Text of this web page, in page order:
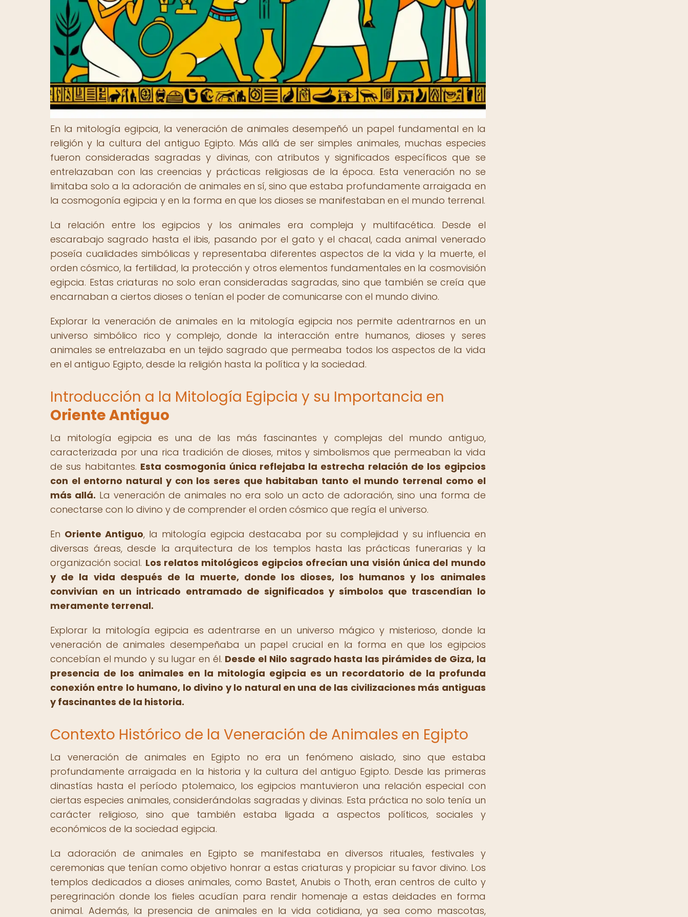
En la mitología egipcia, la veneración de animales desempeñó un papel fundamental en la
religión y la cultura del antiguo Egipto. Más allá de ser simples animales, muchas especies
fueron consideradas sagradas y divinas, con atributos y significados específicos que se
entrelazaban con las creencias y prácticas religiosas de la época. Esta veneración no se
limitaba solo a la adoración de animales en sí, sino que estaba profundamente arraigada en
la cosmogonía egipcia y en la forma en que los dioses se manifestaban en el mundo terrenal.
La relación entre los egipcios y los animales era compleja y multifacética. Desde el
escarabajo sagrado hasta el ibis, pasando por el gato y el chacal, cada animal venerado
poseía cualidades simbólicas y representaba diferentes aspectos de la vida y la muerte, el
orden cósmico, la fertilidad, la protección y otros elementos fundamentales en la cosmovisión
egipcia. Estas criaturas no solo eran consideradas sagradas, sino que también se creía que
encarnaban a ciertos dioses o tenían el poder de comunicarse con el mundo divino.
Explorar la veneración de animales en la mitología egipcia nos permite adentrarnos en un
universo simbólico rico y complejo, donde la interacción entre humanos, dioses y seres
animales se entrelazaba en un tejido sagrado que permeaba todos los aspectos de la vida
en el antiguo Egipto, desde la religión hasta la política y la sociedad.
Introducción a la Mitología Egipcia y su Importancia en
Oriente Antiguo
La mitología egipcia es una de las más fascinantes y complejas del mundo antiguo,
caracterizada por una rica tradición de dioses, mitos y simbolismos que permeaban la vida
de sus habitantes. Esta cosmogonía única reflejaba la estrecha relación de los egipcios
con el entorno natural y con los seres que habitaban tanto el mundo terrenal como el
más allá. La veneración de animales no era solo un acto de adoración, sino una forma de
conectarse con lo divino y de comprender el orden cósmico que regía el universo.
En Oriente Antiguo, la mitología egipcia destacaba por su complejidad y su influencia en
diversas áreas, desde la arquitectura de los templos hasta las prácticas funerarias y la
organización social. Los relatos mitológicos egipcios ofrecían una visión única del mundo
y de la vida después de la muerte, donde los dioses, los humanos y los animales
convivían en un intricado entramado de significados y símbolos que trascendían lo
meramente terrenal.
Explorar la mitología egipcia es adentrarse en un universo mágico y misterioso, donde la
veneración de animales desempeñaba un papel crucial en la forma en que los egipcios
concebían el mundo y su lugar en él. Desde el Nilo sagrado hasta las pirámides de Giza, la
presencia de los animales en la mitología egipcia es un recordatorio de la profunda
conexión entre lo humano, lo divino y lo natural en una de las civilizaciones más antiguas
y fascinantes de la historia.
Contexto Histórico de la Veneración de Animales en Egipto
La veneración de animales en Egipto no era un fenómeno aislado, sino que estaba
profundamente arraigada en la historia y la cultura del antiguo Egipto. Desde las primeras
dinastías hasta el período ptolemaico, los egipcios mantuvieron una relación especial con
ciertas especies animales, considerándolas sagradas y divinas. Esta práctica no solo tenía un
carácter religioso, sino que también estaba ligada a aspectos políticos, sociales y
económicos de la sociedad egipcia.
La adoración de animales en Egipto se manifestaba en diversos rituales, festivales y
ceremonias que tenían como objetivo honrar a estas criaturas y propiciar su favor divino. Los
templos dedicados a dioses animales, como Bastet, Anubis o Thoth, eran centros de culto y
peregrinación donde los fieles acudían para rendir homenaje a estas deidades en forma
animal. Además, la presencia de animales en la vida cotidiana, ya sea como mascotas,